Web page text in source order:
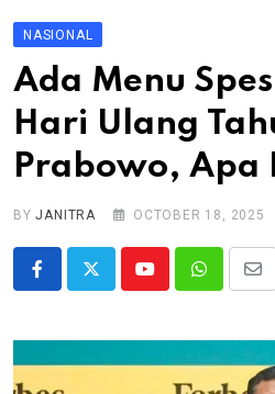
Olahraga
Kolom
NASIONAL
Ada Menu
Hari Ulang
Prabowo, Apa
BYJANITRA OCTOBER 18, 2025
YoutubeWhatsapp